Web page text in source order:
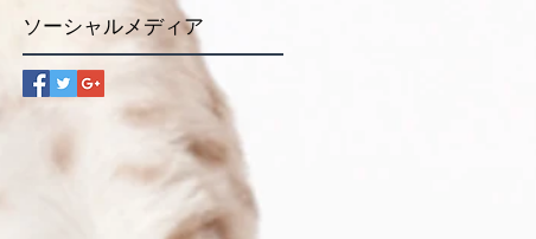
ソーシャルメディア